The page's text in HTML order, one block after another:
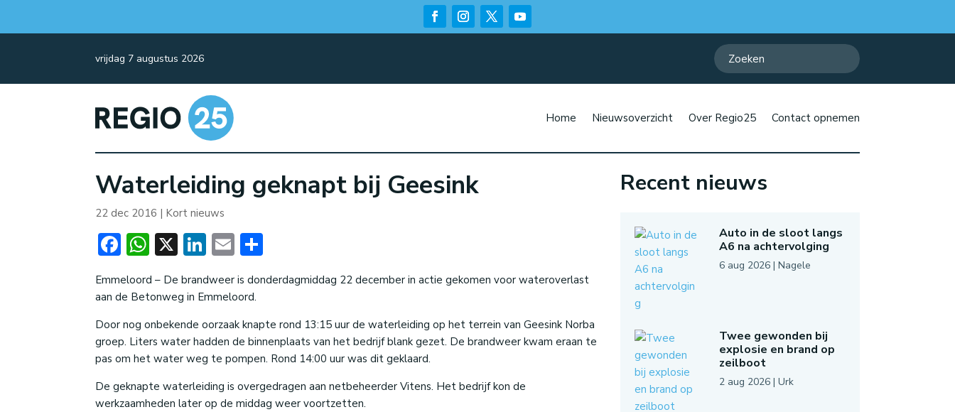
vrijdag 7 augustus 2026
Home Nieuwsoverzicht Over Regio25 Contact opnemen
Waterleiding geknapt bij Geesink
22 dec 2016 | Kort nieuws
Facebook
WhatsApp
X LinkedIn
Email
Emmeloord – De brandweer is donderdagmiddag 22 december in actie gekomen voor wateroverlast
aan de Betonweg in Emmeloord.
Door nog onbekende oorzaak knapte rond 13:15 uur de waterleiding op het terrein van Geesink Norba
groep. Liters water hadden de binnenplaats van het bedrijf blank gezet. De brandweer kwam eraan te
pas om het water weg te pompen. Rond 14:00 uur was dit geklaard.
De geknapte waterleiding is overgedragen aan netbeheerder Vitens. Het bedrijf kon de
werkzaamheden later op de middag weer voortzetten.
Recent nieuws
Auto in de sloot langs
A6 na achtervolging
6 aug 2026| Nagele
Twee gewonden bij
explosie en brand op
zeilboot
2 aug 2026| Urk